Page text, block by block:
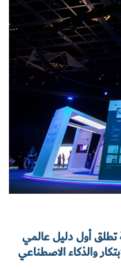
أول دليل عالمي